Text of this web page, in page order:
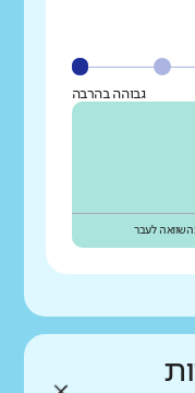
גבוהה בהרבה
לעבר